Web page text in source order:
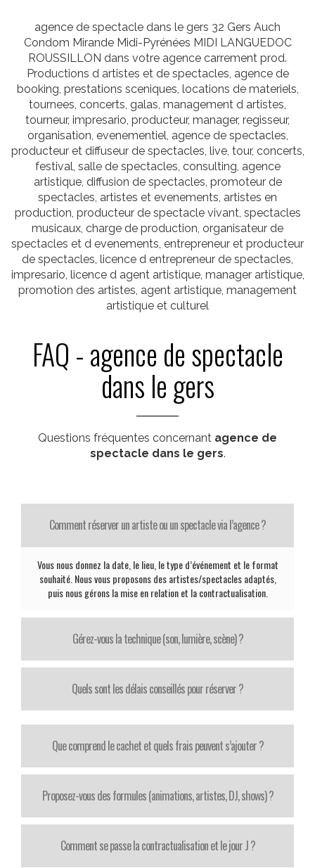
agence de spectacle dans le gers 32 Gers Auch
Condom Mirande Midi-Pyrénées MIDI LANGUEDOC
ROUSSILLON dans votre agence carrement prod.
Productions d artistes et de spectacles, agence de
booking, prestations sceniques, locations de materiels,
tournees, concerts, galas, management d artistes,
tourneur, impresario, producteur, manager, regisseur,
organisation, evenementiel, agence de spectacles,
producteur et diffuseur de spectacles, live, tour, concerts,
festival, salle de spectacles, consulting, agence
artistique, diffusion de spectacles, promoteur de
spectacles, artistes et evenements, artistes en
production, producteur de spectacle vivant, spectacles
musicaux, charge de production, organisateur de
spectacles et d evenements, entrepreneur et producteur
de spectacles, licence d entrepreneur de spectacles,
impresario, licence d agent artistique, manager artistique,
promotion des artistes, agent artistique, management
artistique et culturel
FAQ - agence de spectacle
dans le gers
Questions fréquentes concernant agence de
spectacle dans le gers.
Comment réserver un artiste ou un spectacle via l’agence ?
Vous nous donnez la date, le lieu, le type d’événement et le format
souhaité. Nous vous proposons des artistes/spectacles adaptés,
puis nous gérons la mise en relation et la contractualisation.
Gérez-vous la technique (son, lumière, scène) ?
Quels sont les délais conseillés pour réserver ?
Que comprend le cachet et quels frais peuvent s’ajouter ?
Proposez-vous des formules (animations, artistes, DJ, shows) ?
Comment se passe la contractualisation et le jour J ?